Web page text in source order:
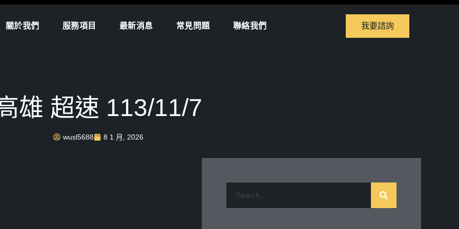
關於我們 服務項目 最新消息 常見問題 聯絡我們 我要諮詢
雄 超速 113/11/7
wusl5688 8 1 月, 2026